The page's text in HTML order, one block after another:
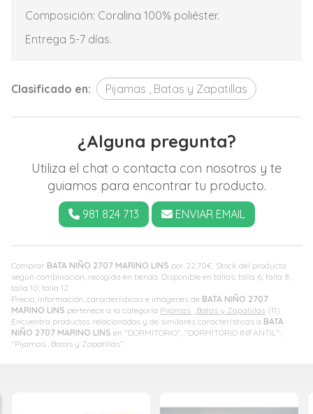
Comprar BATA NIÑO 2707 MARINO LINS por 22,70€ . Stock del producto
según combinación, recogida en tienda. Disponible en tallas: talla 6; talla 8;
talla 10; talla 12.
Precio, información, características e imágenes de BATA NIÑO 2707
MARINO LINS pertenece a la categoría Pijamas , Batas y Zapatillas (11).
Encuentra productos relacionados y de similares características a BATA
NIÑO 2707 MARINO LINS en "DORMITORIO", "DORMITORIO INFANTIL",
"Pijamas , Batas y Zapatillas".
Composición: Coralina 100% poliéster.
Entrega 5-7 días.
Clasificado en: Pijamas , Batas y Zapatillas
¿Alguna pregunta?
Utiliza el chat o contacta con nosotros y te
guiamos para encontrar tu producto.
981 824 713 ENVIAR EMAIL